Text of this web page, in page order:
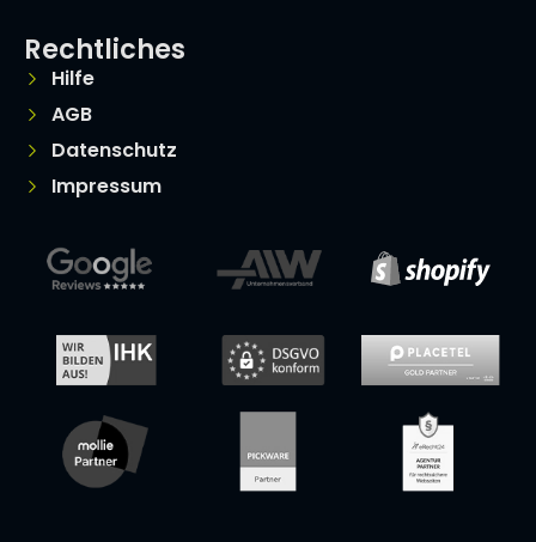
Rechtliches
Hilfe
AGB
Datenschutz
Impressum